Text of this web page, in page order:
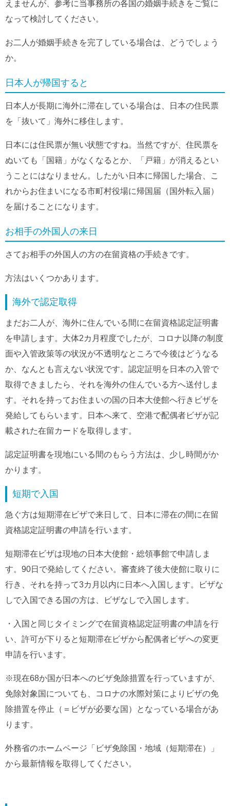
えませんが、参考に当事務所の各国の婚姻手続きをご覧に
なって検討してください。
お二人が婚姻手続きを完了している場合は、どうでしょう
か。
日本人が帰国すると
日本人が長期に海外に滞在している場合は、日本の住民票
を「抜いて」海外に移住します。
日本には住民票が無い状態ですね。当然ですが、住民票を
ぬいても「国籍」がなくなるとか、「戸籍」が消えるとい
うことにはなりません。したがい日本に帰国した場合、こ
れからお住まいになる市町村役場に帰国届（国外転入届）
を届けることになります。
お相手の外国人の来日
さてお相手の外国人の方の在留資格の手続きです。
方法はいくつかあります。
海外で認定取得
まだお二人が、海外に住んでいる間に在留資格認定証明書
を申請します。大体2カ月程度でしたが、コロナ以降の制度
面や入管政策等の状況が不透明なところで今後はどうなる
か、なんとも言えない状況です。認定証明を日本の入管で
取得できましたら、それを海外の住んでいる方へ送付しま
す。それを持ってお住まいの国の日本大使館へ行きビザを
発給してもらいます。日本へ来て、空港で配偶者ビザが記
載された在留カードを取得します。
認定証明書を現地にいる間のもらう方法は、少し時間がか
かります。
短期で入国
急ぐ方は短期滞在ビザで来日して、日本に滞在の間に在留
資格認定証明書の申請を行います。
短期滞在ビザは現地の日本大使館・総領事館で申請しま
す。90日で発給してください。審査終了後大使館に取りに
行き、それを持って3カ月以内に日本へ入国します。ビザな
しで入国できる国の方は、ビザなしで入国します。
・入国と同じタイミングで在留資格認定証明書の申請を行
い、許可が下りると短期滞在ビザから配偶者ビザへの変更
申請を行います。
※現在68か国が日本へのビザ免除措置を行っていますが、
免除対象国についても、コロナの水際対策によりビザの免
除措置を停止（＝ビザが必要な国）となっている場合があ
ります。
外務省のホームページ「ビザ免除国・地域（短期滞在）」
から最新情報を取得してください。